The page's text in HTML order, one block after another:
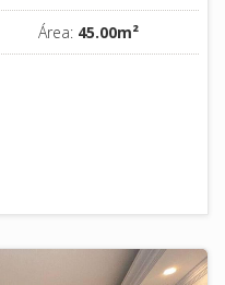
Área: 45.00m²